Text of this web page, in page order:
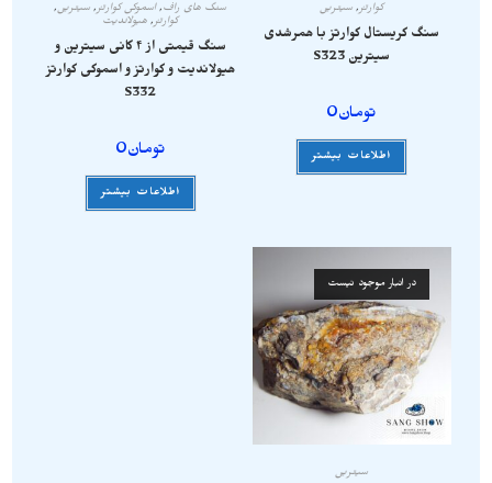
کوارتز, سیترین
سنگ کریستال کوارتز با همرشدی
سیترین S323
تومان0
اطلاعات بیشتر
سنگ های راف,اسموکی کوارتز, سیترین,
کوارتز, هیولاندیت
سنگ قیمتی از ۴ کانی سیترین و
هیولاندیت و کوارتز و اسموکی کوارتز
S332
تومان0
اطلاعات بیشتر
در انبار موجود نیست
سیترین